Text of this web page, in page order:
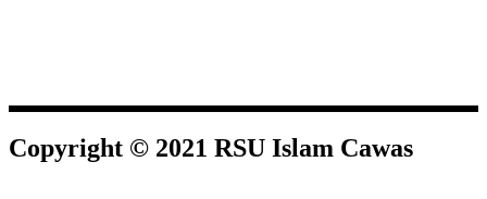
Copyright © 2021 RSU Islam Cawas